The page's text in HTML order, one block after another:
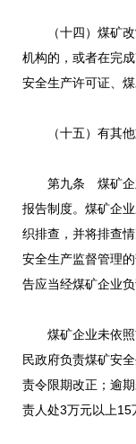
（十四）煤矿改
机构的，或者在完
安全生产许可证、
（十五）有其他
第九条 煤矿企业
报告制度。煤矿企
织排查，并将排查
安全生产监督管理
告应当经煤矿企业
煤矿企业未依照
民政府负责煤矿安
责令限期改正；逾
责人处3万元以上15